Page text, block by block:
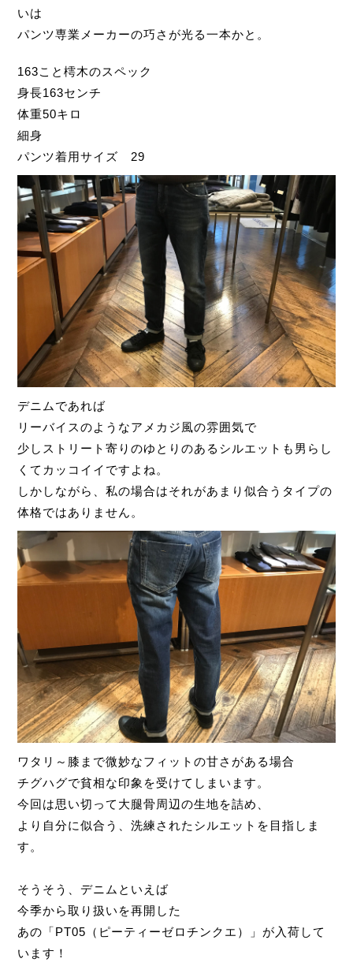
いは
パンツ専業メーカーの巧さが光る一本かと。
163こと樗木のスペック
身長163センチ
体重50キロ
細身
パンツ着用サイズ 29
デニムであれば
リーバイスのようなアメカジ風の雰囲気で
少しストリート寄りのゆとりのあるシルエットも男らし
くてカッコイイですよね。
しかしながら、私の場合はそれがあまり似合うタイプの
体格ではありません。
ワタリ～膝まで微妙なフィットの甘さがある場合
チグハグで貧相な印象を受けてしまいます。
今回は思い切って大腿骨周辺の生地を詰め、
より自分に似合う、洗練されたシルエットを目指しま
す。
そうそう、デニムといえば
今季から取り扱いを再開した
あの「PT05（ピーティーゼロチンクエ）」が入荷して
います！